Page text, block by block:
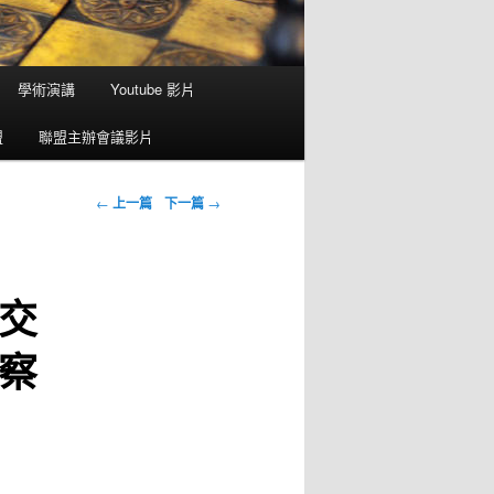
學術演講 Youtube 影片
聯盟主辦會議影片
瀏覽文章
← 上一篇 下一篇 →